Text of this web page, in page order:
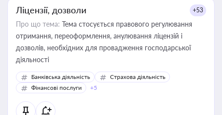
Ліцензії, дозволи +53
Про що тема: Тема стосується правового регулювання
отримання, переоформлення, анулювання ліцензій і
дозволів, необхідних для провадження господарської
діяльності
Банківська діяльність
Страхова діяльність
Фінансові послуги
+5